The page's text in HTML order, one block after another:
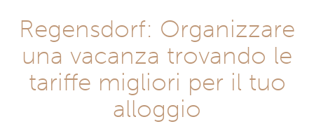
Regensdorf: Organizzare
una vacanza trovando le
tariffe migliori per il tuo
alloggio